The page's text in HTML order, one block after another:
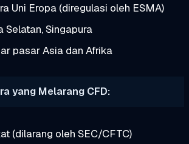
Uni Eropa (diregulasi oleh ESMA)
Selatan, Singapura
pasar Asia dan Afrika
yang Melarang CFD:
(dilarang oleh SEC/CFTC)